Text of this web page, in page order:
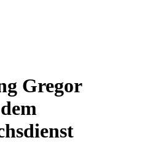
Gregor